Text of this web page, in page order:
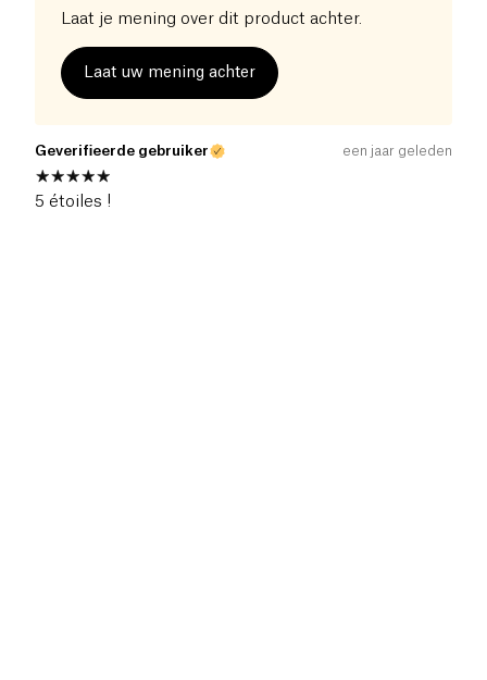
Laat je mening over dit product achter.
Laat uw mening achter
Geverifieerde gebruiker een jaar geleden
5 étoiles !